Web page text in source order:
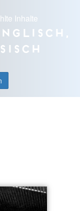
Inhalte